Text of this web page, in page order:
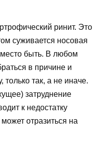
ринит. Это
суживается носовая
быть. В любом
в причине и
только так, а не иначе.
затруднение
к недостатку
отразиться на